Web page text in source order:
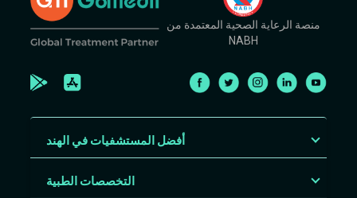
منصة الرعاية الصحية المعتمدة من
NABH
أفضل المستشفيات في الهند
التخصصات الطبية